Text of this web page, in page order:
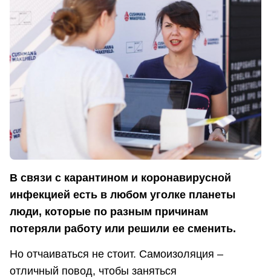
В связи с карантином и коронавирусной
инфекцией есть в любом уголке планеты
люди, которые по разным причинам
потеряли работу или решили ее сменить.
Но отчаиваться не стоит. Самоизоляция –
отличный повод, чтобы заняться